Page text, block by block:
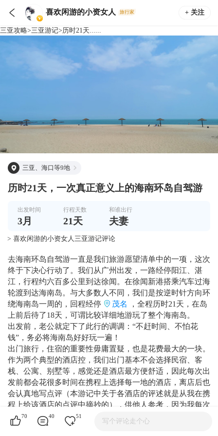
 喜欢闲游的小资女人 旅行家 + 关注
三亚攻略>三亚游记>历时21天......
三亚、海口等9地
历时21天，一次真正意义上的海南环岛自驾游
出发时间
3月
行程天数
21天
和谁出行
夫妻
> 喜欢闲游的小资女人三亚游记评论
去海南环岛自驾游一直是我们旅游愿望清单中的一项，这次
终于下决心行动了。我们从广州出发，一路经停阳江、湛
江，行程约六百多公里到达徐闻。在徐闻新港搭乘汽车过海
轮渡到达海南岛。与大多数人不同，我们是按逆时针方向环
绕海南岛一周的，回程经停
茂名
，全程历时21天，在岛
上前后待了18天，可谓比较详细地游玩了整个海南岛。
出发前，老公就定下了此行的调调：“不赶时间、不怕花
钱”，务必将海南岛好好玩一遍！
出门旅行，住宿的重要性毋庸置疑，也是花费最大的一块。
作为两个典型的酒店控，我们出门基本不会选择民宿、客
栈、公寓、别墅等，感觉还是酒店最方便舒适，因此每次出
发前都会花很多时间在携程上选择每一地的酒店，离店后也
会认真地写点评（本游记中关于各酒店的评述就是从我在携
程上给该酒店的点评中摘抄的），供他人参考，因为我每次
做选择时也会参考别人的点评。我们选择酒店主要是看评
分、评价、位置和价格，（通常每地都会选二三家备选酒
70 40 51
写个评论走个心